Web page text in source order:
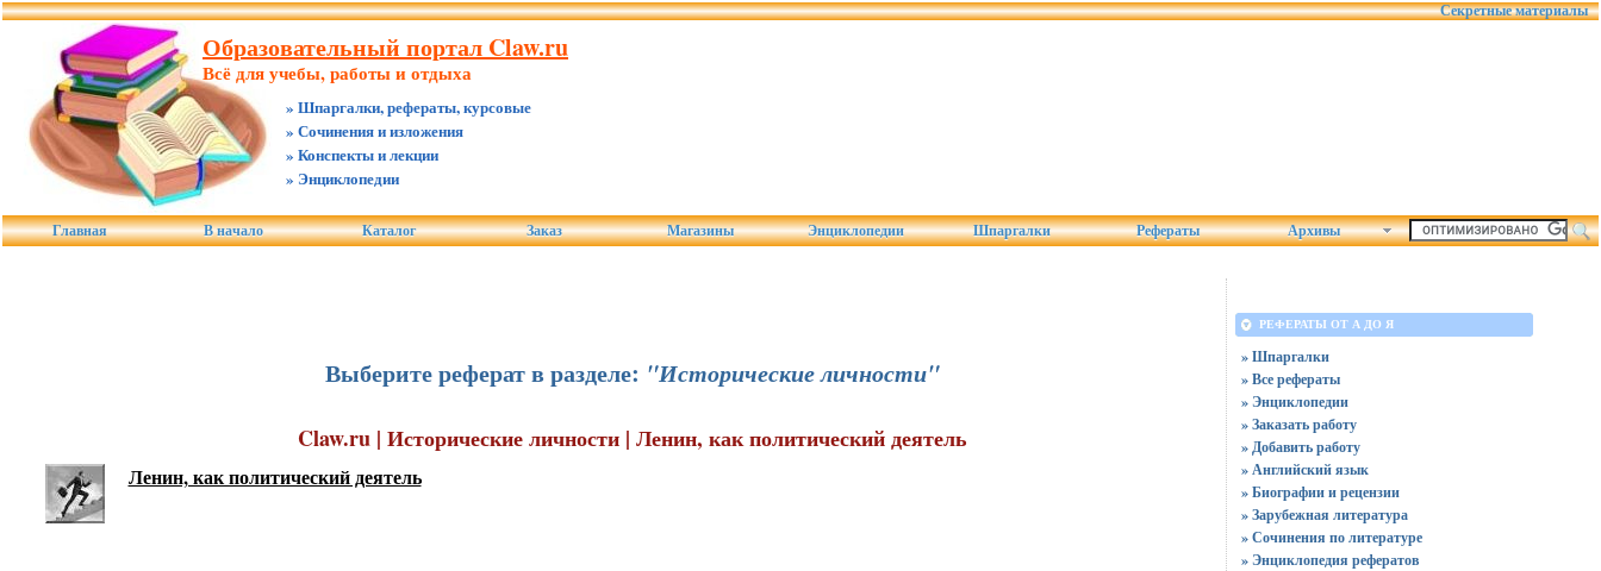
Секретные материалы
Образовательный портал Claw.ru
Всё для учебы, работы и отдыха
» Шпаргалки, рефераты, курсовые
» Сочинения и изложения
» Конспекты и лекции
» Энциклопедии
Главная В начало Каталог Заказ Магазины Энциклопедии Шпаргалки Рефераты Архивы
Выберите реферат в разделе: "Исторические личности"
Claw.ru | Исторические личности | Ленин, как политический деятель
Ленин, как политический деятель
РЕФЕРАТЫ ОТ А ДО Я
» Шпаргалки
» Все рефераты
» Энциклопедии
» Заказать работу
» Добавить работу
» Английский язык
» Биографии и рецензии
» Зарубежная литература
» Сочинения по литературе
» Энциклопедия рефератов